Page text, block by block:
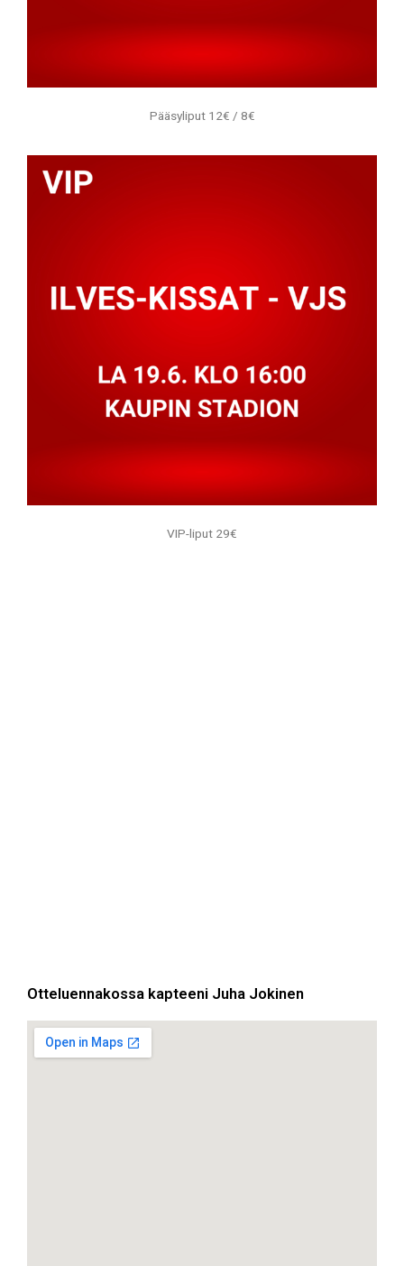
Pääsyliput 12€ / 8€
VIP-liput 29€
Otteluennakossa kapteeni Juha Jokinen